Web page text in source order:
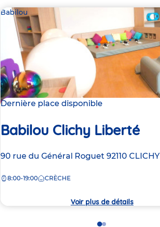
Babilou
Dernière place disponible
Babilou Clichy Liberté
Adresse
la
90 rue du Général Roguet 92110 CLICHY
8:00-19:00 CRÈCHE
Voir plus de détails